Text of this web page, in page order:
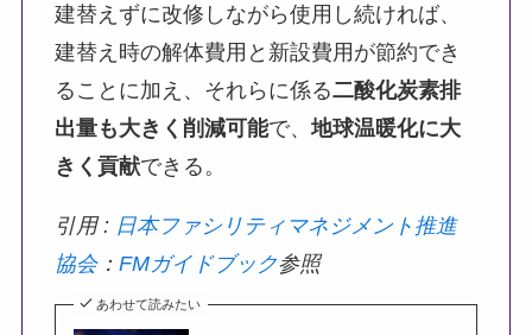
建替えずに改修しながら使用し続ければ、
建替え時の解体費用と新設費用が節約でき
ることに加え、それらに係る二酸化炭素排
出量も大きく削減可能で、地球温暖化に大
きく貢献できる。
引用 : 日本ファシリティマネジメント推進
協会： FMガイドブック参照
あわせて読みたい